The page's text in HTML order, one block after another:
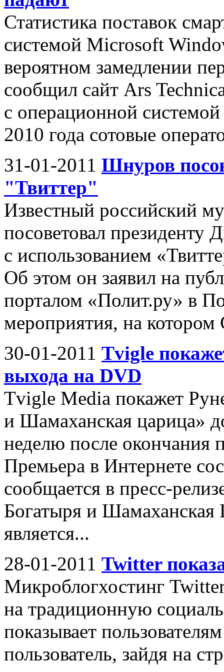
Статистика поставок
системой Microsoft
вероятном замедлении
сообщил сайт Ars
с операционной
2010 года сотовые
31-01-2011 Шнуров
"Твиттер"
Известный российский
посоветовал президенту
с использованием
Об этом он заявил на
порталом «Полит.ру» в
мероприятия, на
30-01-2011 Tvigle
выхода на DVD
Tvigle Media покажет
и Шамаханская царица»
неделю после окончания
Премьера в Интернете
сообщается в пресс-
Богатыря и Шамаханская
является...
28-01-2011 Twitter
Микроблогхостинг
на традиционную
показывает
пользователь, зайдя на